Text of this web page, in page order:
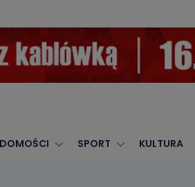
SPORT KULTURA